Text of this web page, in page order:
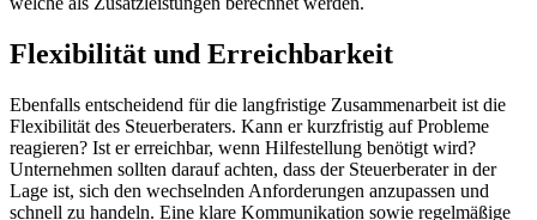
Flexibilität und Erreichbarkeit
Ebenfalls entscheidend für die langfristige Zusammenarbeit ist die
Flexibilität des Steuerberaters. Kann er kurzfristig auf Probleme
reagieren? Ist er erreichbar, wenn Hilfestellung benötigt wird?
Unternehmen sollten darauf achten, dass der Steuerberater in der
Lage ist, sich den wechselnden Anforderungen anzupassen und
schnell zu handeln. Eine klare Kommunikation sowie regelmäßige